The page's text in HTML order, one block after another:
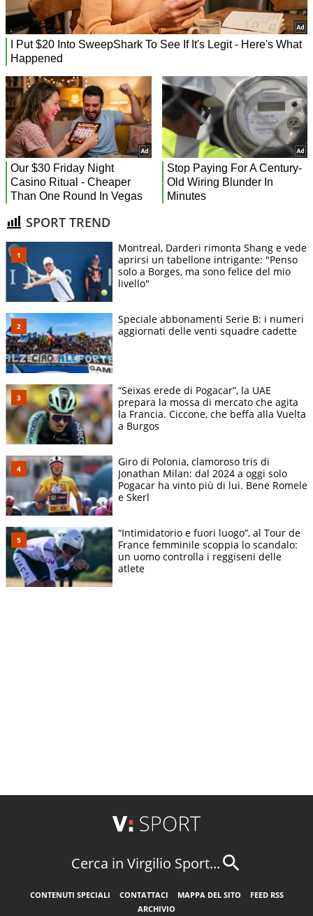
SPORT TREND
Montreal, Darderi rimonta Shang e vede
aprirsi un tabellone intrigante: "Penso
solo a Borges, ma sono felice del mio
livello"
Speciale abbonamenti Serie B: i numeri
aggiornati delle venti squadre cadette
“Seixas erede di Pogacar”, la UAE
prepara la mossa di mercato che agita
la Francia. Ciccone, che beffa alla Vuelta
a Burgos
Giro di Polonia, clamoroso tris di
Jonathan Milan: dal 2024 a oggi solo
Pogacar ha vinto più di lui. Bene Romele
e Skerl
“Intimidatorio e fuori luogo”, al Tour de
France femminile scoppia lo scandalo:
un uomo controlla i reggiseni delle
atlete
Cerca in Virgilio Sport...
CONTENUTI SPECIALI CONTATTACI MAPPA DEL SITO
FEED RSS
ARCHIVIO